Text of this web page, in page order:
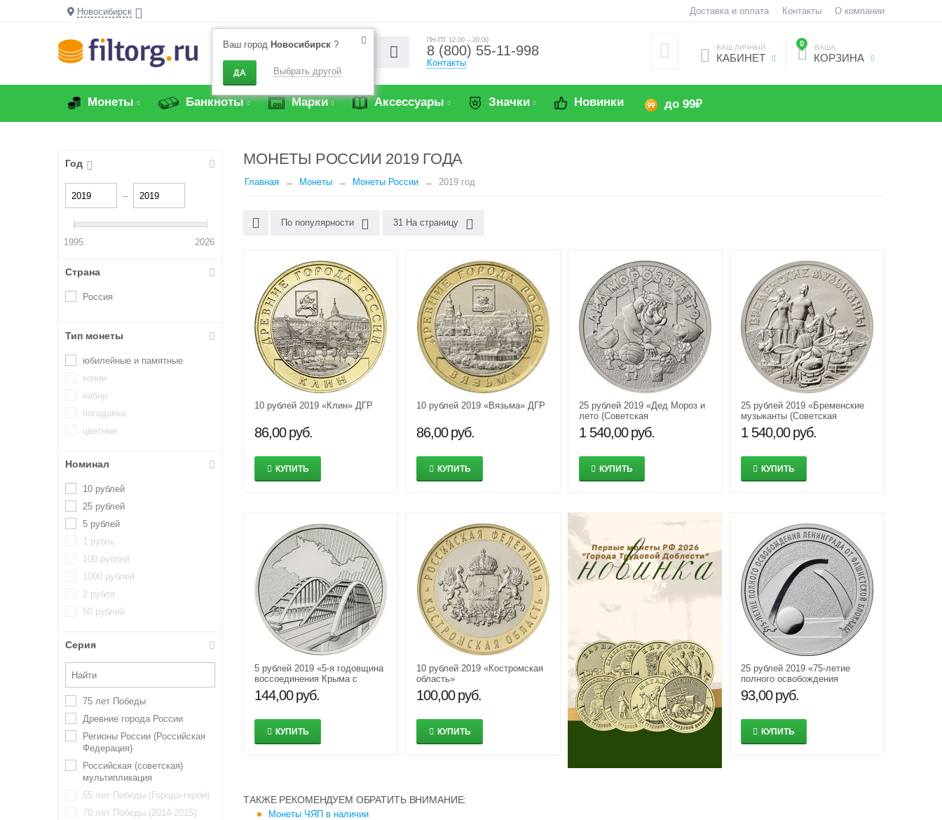
Новосибирск
Ваш город Новосибирск ?
ДА Выбрать другой
Доставка и оплата Контакты О компании
ПН-ПТ 12.00 – 20.00
8 (800) 55-11-998
Контакты
0 ВАША
КОРЗИНА
ВАШ ЛИЧНЫЙ
КАБИНЕТ
Монеты Банкноты Марки Аксессуары Значки Новинки до 99₽
МОНЕТЫ РОССИИ 2019 ГОДА
Главная Монеты Монеты России 2019 год
По популярности 31 На страницу
10 рублей 2019 «Клин» ДГР
86,00 руб.
КУПИТЬ
10 рублей 2019 «Вязьма» ДГР
86,00 руб.
КУПИТЬ
25 рублей 2019 «Дед Мороз и
лето (Советская
мультипликация)»
1 540,00 руб.
КУПИТЬ
25 рублей 2019 «Бременские
музыканты (Советская
мультипликация)»
1 540,00 руб.
КУПИТЬ
5 рублей 2019 «5-я годовщина
воссоединения Крыма с
Россией — Крымский мост»
144,00 руб.
КУПИТЬ
10 рублей 2019 «Костромская
область»
100,00 руб.
КУПИТЬ
25 рублей 2019 «75-летие
полного освобождения
Ленинграда от фашистской
блокады»
93,00 руб.
КУПИТЬ
ТАКЖЕ РЕКОМЕНДУЕМ ОБРАТИТЬ ВНИМАНИЕ:
Монеты ЧЯП в наличии
Год
–
1995 2026
Страна
Россия
Тип монеты
юбилейные и памятные
копии
набор
погодовка
цветные
Номинал
10 рублей
25 рублей
5 рублей
1 рубль
100 рублей
1000 рублей
2 рубля
50 рублей
Серия
75 лет Победы
Древние города России
Регионы России (Российская
Федерация)
Российская (советская)
мультипликация
55 лет Победы (Города-герои)
70 лет Победы (2014-2015)